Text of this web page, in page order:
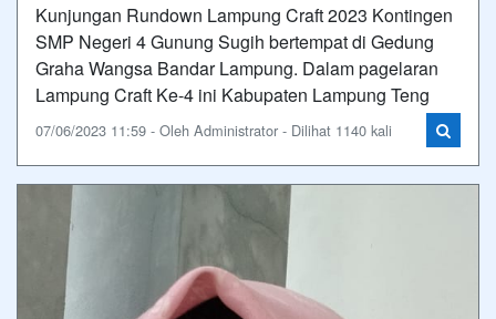
Kunjungan Rundown Lampung Craft 2023 Kontingen
SMP Negeri 4 Gunung Sugih bertempat di Gedung
Graha Wangsa Bandar Lampung. Dalam pagelaran
Lampung Craft Ke-4 ini Kabupaten Lampung Teng
07/06/2023 11:59 - Oleh Administrator - Dilihat 1140 kali